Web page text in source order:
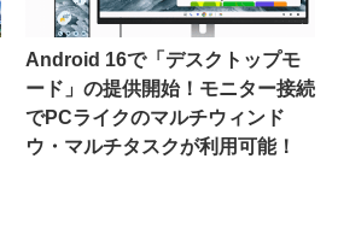
Android 16で「デスクトップモ
ード」の提供開始！モニター接続
でPCライクのマルチウィンド
ウ・マルチタスクが利用可能！